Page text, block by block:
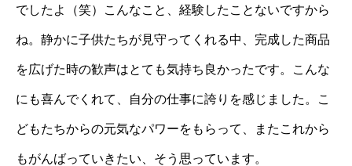
でしたよ（笑）こんなこと、経験したことないですから
ね。静かに子供たちが見守ってくれる中、完成した商品
を広げた時の歓声はとても気持ち良かったです。こんな
にも喜んでくれて、自分の仕事に誇りを感じました。こ
どもたちからの元気なパワーをもらって、またこれから
もがんばっていきたい、そう思っています。